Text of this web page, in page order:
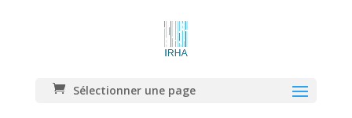
Sélectionner une page